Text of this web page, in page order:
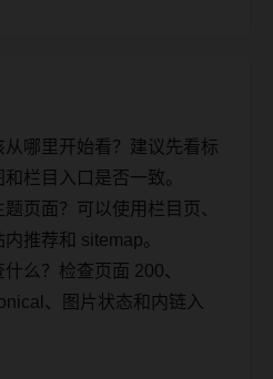
哪里开始看？建议先看标
栏目入口是否一致。
页面？可以使用栏目页、
推荐和 sitemap。
么？检查页面 200、
、图片状态和内链入